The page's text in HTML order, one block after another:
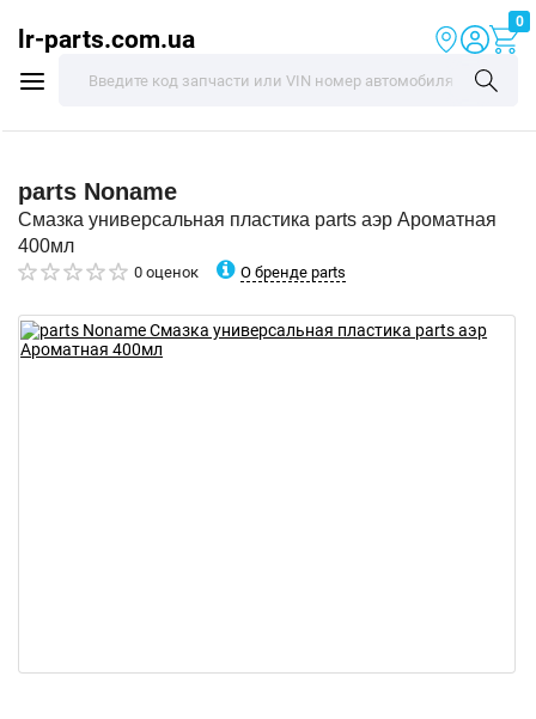
lr-parts.com.ua
0
parts Noname
Смазка универсальная пластика parts аэр Ароматная
400мл
0 оценок О бренде parts